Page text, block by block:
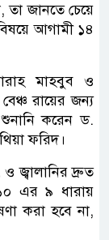
তা জানতে চেয়ে
আগামী ১৪
মাহবুব ও
রায়ের জন্য
করেন ড.
ফরিদ।
জ্বালানির দ্রুত
এর ৯ ধারায়
করা হবে না,